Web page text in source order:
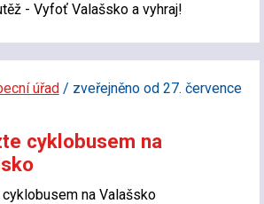
- Vyfoť Valašsko a vyhraj!
úřad/ zveřejněno od 27. července
cyklobusem na
na Valašsko